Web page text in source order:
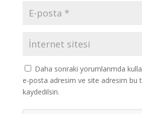
Daha sonraki yorumlarımda
e-posta adresim ve site adresim bu
kaydedilsin.